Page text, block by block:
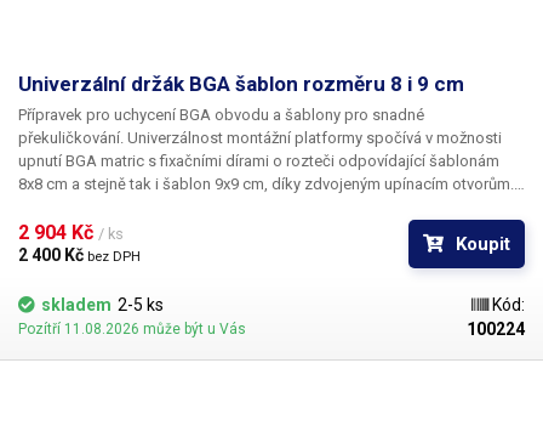
Univerzální držák BGA šablon rozměru 8 i 9 cm
Přípravek pro uchycení BGA obvodu a šablony pro snadné
překuličkování. Univerzálnost montážní platformy spočívá v možnosti
upnutí BGA matric s fixačními dírami o rozteči odpovídající šablonám
8x8 cm a stejně tak i šablon 9x9 cm, díky zdvojeným upínacím otvorům.
setů šablon z naší nabídky.
2 904 Kč / ks
2 400 Kč bez DPH
Koupit
skladem 2-5 ks
Pozítří 11.08.2026 může být u Vás
Kód:
100224